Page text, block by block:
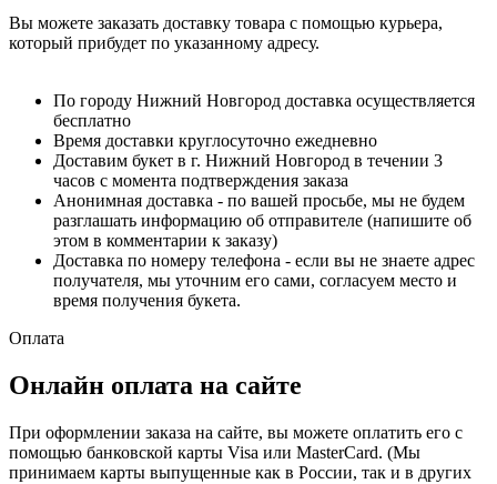
Вы можете заказать доставку товара с помощью курьера,
который прибудет по указанному адресу.
По городу Нижний Новгород доставка осуществляется
бесплатно
Время доставки круглосуточно ежедневно
Доставим букет в г. Нижний Новгород в течении 3
часов с момента подтверждения заказа
Анонимная доставка - по вашей просьбе, мы не будем
разглашать информацию об отправителе (напишите об
этом в комментарии к заказу)
Доставка по номеру телефона - если вы не знаете адрес
получателя, мы уточним его сами, согласуем место и
время получения букета.
Оплата
Онлайн оплата на сайте
При оформлении заказа на сайте, вы можете оплатить его с
помощью банковской карты Visa или MasterCard. (Мы
принимаем карты выпущенные как в России, так и в других